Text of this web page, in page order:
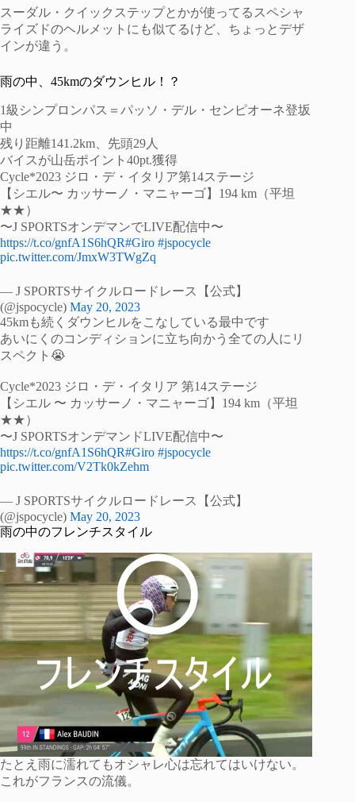
スーダル・クイックステップとかが使ってるスペシャ
ライズドのヘルメットにも似てるけど、ちょっとデザ
インが違う。
雨の中、45kmのダウンヒル！？
1級シンプロンパス＝パッソ・デル・センピオーネ登坂
中
残り距離141.2km、先頭29人
バイスが山岳ポイント40pt.獲得
Cycle*2023 ジロ・デ・イタリア第14ステージ
【シエル〜 カッサーノ・マニャーゴ】194 km（平坦
★★）
〜J SPORTSオンデマンでLIVE配信中〜
https://t.co/gnfA1S6hQR#Giro #jspocycle
pic.twitter.com/JmxW3TWgZq
— J SPORTSサイクルロードレース【公式】
(@jspocycle) May 20, 2023
45kmも続くダウンヒルをこなしている最中です
あいにくのコンディションに立ち向かう全ての人にリ
スペクト😭
Cycle*2023 ジロ・デ・イタリア 第14ステージ
【シエル 〜 カッサーノ・マニャーゴ】194 km（平坦
★★）
〜J SPORTSオンデマンドLIVE配信中〜
https://t.co/gnfA1S6hQR#Giro #jspocycle
pic.twitter.com/V2Tk0kZehm
— J SPORTSサイクルロードレース【公式】
(@jspocycle) May 20, 2023
雨の中のフレンチスタイル
たとえ雨に濡れてもオシャレ心は忘れてはいけない。
これがフランスの流儀。